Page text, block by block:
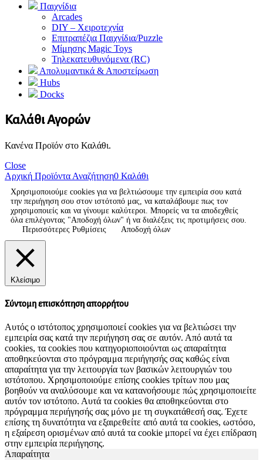
Παιχνίδια
Arcades
DIY – Χειροτεχνία
Επιτραπέζια Παιχνίδια/Puzzle
Μίμησης Magic Toys
Τηλεκατευθυνόμενα (RC)
Απολυμαντικά & Αποστείρωση
Hubs
Docks
Καλάθι Αγορών
Κανένα Προϊόν στο Καλάθι.
Close
Αρχική Προϊόντα Αναζήτηση0 Καλάθι
Χρησιμοποιούμε cookies για να βελτιώσουμε την εμπειρία σου κατά
την περιήγηση σου στον ιστότοπό μας, να καταλάβουμε πως τον
χρησιμοποιείς και να γίνουμε καλύτεροι. Μπορείς να τα αποδεχθείς
όλα επιλέγοντας "Αποδοχή όλων" ή να διαλέξεις τις προτιμήσεις σου.
Περισσότερες Ρυθμίσεις
Αποδοχή όλων
Κλείσιμο
Σύντομη επισκόπηση απορρήτου
Αυτός ο ιστότοπος χρησιμοποιεί cookies για να βελτιώσει την
εμπειρία σας κατά την περιήγηση σας σε αυτόν. Από αυτά τα
cookies, τα cookies που κατηγοριοποιούνται ως απαραίτητα
αποθηκεύονται στο πρόγραμμα περιήγησής σας καθώς είναι
απαραίτητα για την λειτουργία των βασικών λειτουργιών του
ιστότοπου. Χρησιμοποιούμε επίσης cookies τρίτων που μας
βοηθούν να αναλύσουμε και να κατανοήσουμε πώς χρησιμοποιείτε
αυτόν τον ιστότοπο. Αυτά τα cookies θα αποθηκεύονται στο
πρόγραμμα περιήγησής σας μόνο με τη συγκατάθεσή σας. Έχετε
επίσης τη δυνατότητα να εξαιρεθείτε από αυτά τα cookies, ωστόσο,
η εξαίρεση ορισμένων από αυτά τα cookie μπορεί να έχει επίδραση
στην εμπειρία περιήγησης.
Απαραίτητα